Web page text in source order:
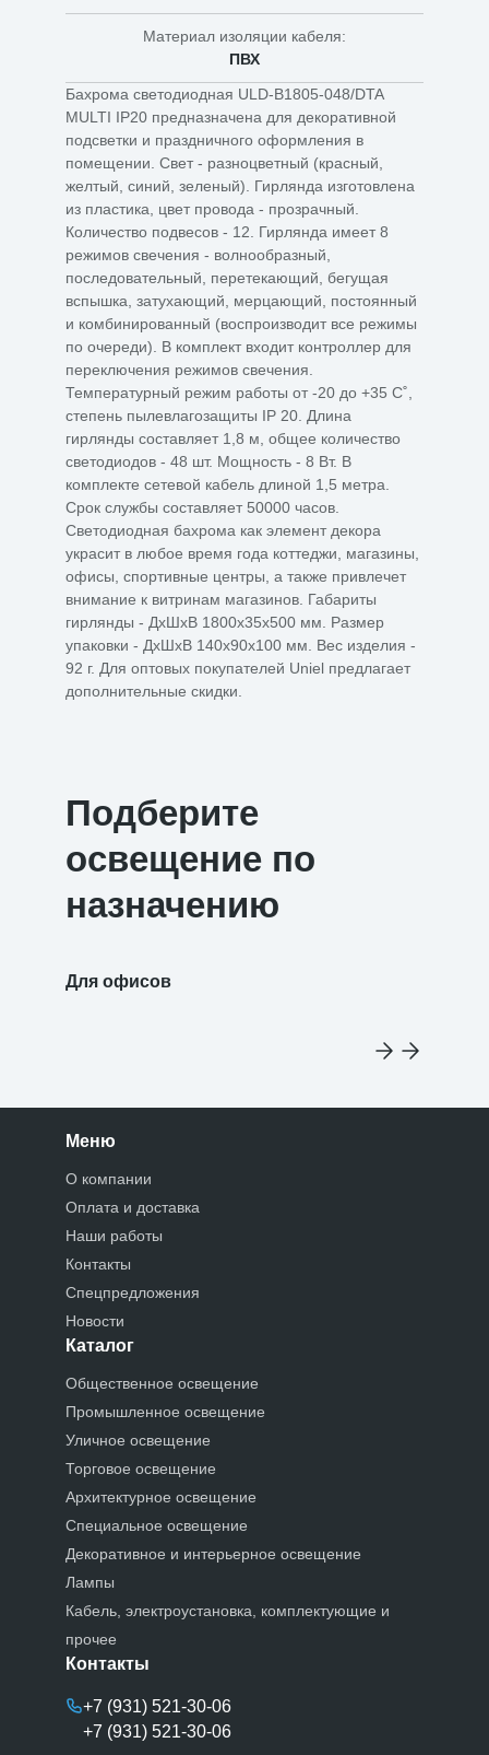
Материал изоляции кабеля:
ПВХ
Бахрома светодиодная ULD-B1805-048/DTA
MULTI IP20 предназначена для декоративной
подсветки и праздничного оформления в
помещении. Свет - разноцветный (красный,
желтый, синий, зеленый). Гирлянда изготовлена
из пластика, цвет провода - прозрачный.
Количество подвесов - 12. Гирлянда имеет 8
режимов свечения - волнообразный,
последовательный, перетекающий, бегущая
вспышка, затухающий, мерцающий, постоянный
и комбинированный (воспроизводит все режимы
по очереди). В комплект входит контроллер для
переключения режимов свечения.
Температурный режим работы от -20 до +35 С˚,
степень пылевлагозащиты IP 20. Длина
гирлянды составляет 1,8 м, общее количество
светодиодов - 48 шт. Мощность - 8 Вт. В
комплекте сетевой кабель длиной 1,5 метра.
Срок службы составляет 50000 часов.
Светодиодная бахрома как элемент декора
украсит в любое время года коттеджи, магазины,
офисы, спортивные центры, а также привлечет
внимание к витринам магазинов. Габариты
гирлянды - ДхШхВ 1800х35х500 мм. Размер
упаковки - ДхШхВ 140х90х100 мм. Вес изделия -
92 г. Для оптовых покупателей Uniel предлагает
дополнительные скидки.
Подберите
освещение по
назначению
Для офисов
Меню
О компании
Оплата и доставка
Наши работы
Контакты
Спецпредложения
Новости
Каталог
Общественное освещение
Промышленное освещение
Уличное освещение
Торговое освещение
Архитектурное освещение
Специальное освещение
Декоративное и интерьерное освещение
Лампы
Кабель, электроустановка, комплектующие и
прочее
Контакты
+7 (931) 521-30-06
+7 (931) 521-30-06